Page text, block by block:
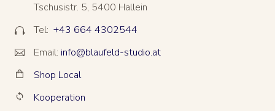
Tschusistr. 5, 5400 Hallein

 Tel: +43 664 4302544

 Email: info@blaufeld-studio.at

 Shop Local

 Kooperation